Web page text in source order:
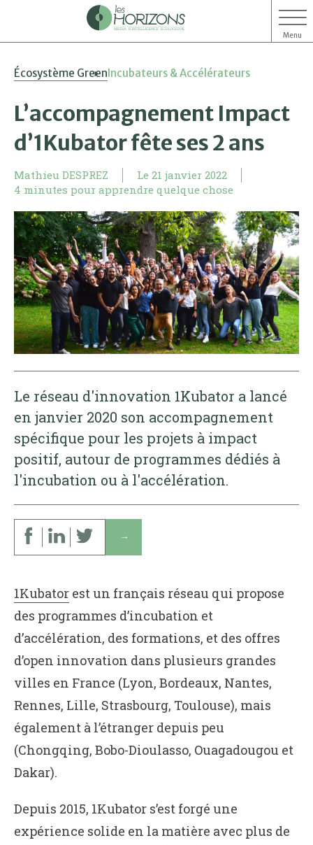
Menu
Écosystème GreenIncubateurs & Accélérateurs
L’accompagnement Impact
d’1Kubator fête ses 2 ans
Mathieu DESPREZ Le 21 janvier 2022
4 minutes pour apprendre quelque chose
Le réseau d'innovation 1Kubator a lancé
en janvier 2020 son accompagnement
spécifique pour les projets à impact
positif, autour de programmes dédiés à
l'incubation ou à l'accélération.
↓
1Kubator est un français réseau qui propose
des programmes d’incubation et
d’accélération, des formations, et des offres
d’open innovation dans plusieurs grandes
villes en France (Lyon, Bordeaux, Nantes,
Rennes, Lille, Strasbourg, Toulouse), mais
également à l’étranger depuis peu
(Chongqing, Bobo-Dioulasso, Ouagadougou et
Dakar).
Depuis 2015, 1Kubator s’est forgé une
expérience solide en la matière avec plus de